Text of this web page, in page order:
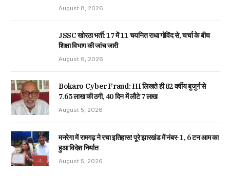
August 8, 2026
JSSC खोरठा भर्ती: 17 में 11 चयनित राधा गोविंद से, चर्चा के बीच
शिक्षा विभाग की जांच जारी
August 6, 2026
Bokaro Cyber Fraud: HI लिखते ही 82 वर्षीय बुजुर्ग से
₹7.65 लाख की ठगी, 40 दिन में लौटे ₹7 लाख
August 5, 2026
मनरेगा में रामगढ़ ने रचा इतिहास! पूरे झारखंड में नंबर-1, 6 टन आम का
हुआ विदेश निर्यात
August 5, 2026